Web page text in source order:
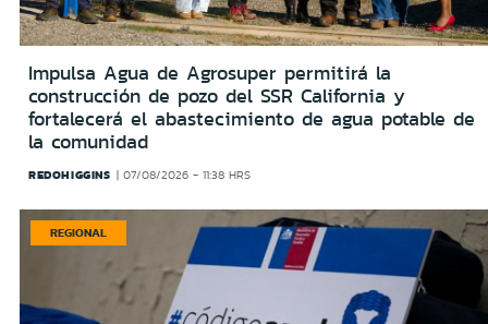
Impulsa Agua de Agrosuper permitirá la
construcción de pozo del SSR California y
fortalecerá el abastecimiento de agua potable de
la comunidad
REDOHIGGINS 07/08/2026 - 11:38 HRS
REGIONAL